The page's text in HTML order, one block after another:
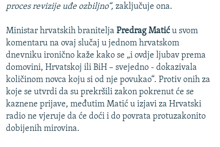
proces revizije uđe ozbiljno“, zaključuje ona.
Ministar hrvatskih branitelja Predrag Matiću svom
komentaru na ovaj slučaj u jednom hrvatskom
dnevniku ironično kaže kako se „i ovdje ljubav prema
domovini, Hrvatskoj ili BiH – svejedno - dokazivala
količinom novca koju si od nje povukao“. Protiv onih za
koje se utvrdi da su prekršili zakon pokrenut će se
kaznene prijave, međutim Matić u izjavi za Hrvatski
radio ne vjeruje da će doći i do povrata protuzakonito
dobijenih mirovina.